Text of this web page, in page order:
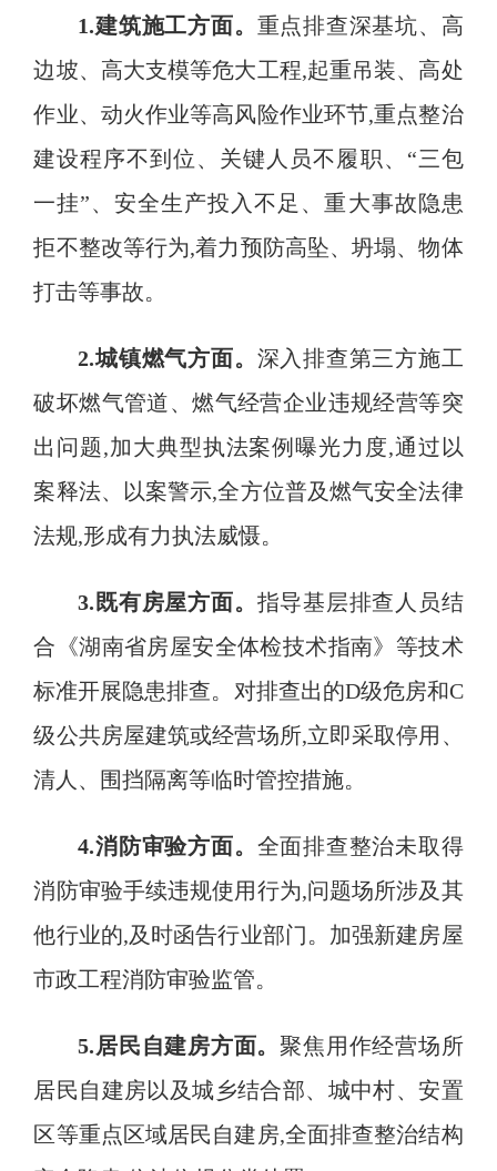
1.建筑施工方面。 重点排查深基坑、高
边坡、高大支模等危大工程,起重吊装、高处
作业、动火作业等高风险作业环节,重点整治
建设程序不到位、关键人员不履职、“三包
一挂”、安全生产投入不足、重大事故隐患
拒不整改等行为,着力预防高坠、坍塌、物体
打击等事故。
2.城镇燃气方面。 深入排查第三方施工
破坏燃气管道、燃气经营企业违规经营等突
出问题,加大典型执法案例曝光力度,通过以
案释法、以案警示,全方位普及燃气安全法律
法规,形成有力执法威慑。
3.既有房屋方面。 指导基层排查人员结
合《湖南省房屋安全体检技术指南》等技术
标准开展隐患排查。 对排查出的D级危房和C
级公共房屋建筑或经营场所,立即采取停用、
清人、围挡隔离等临时管控措施。
4.消防审验方面。 全面排查整治未取得
消防审验手续违规使用行为,问题场所涉及其
他行业的,及时函告行业部门。 加强新建房屋
市政工程消防审验监管。
5.居民自建房方面。聚焦用作经营场所
居民自建房以及城乡结合部、城中村、安置
区等重点区域居民自建房,全面排查整治结构